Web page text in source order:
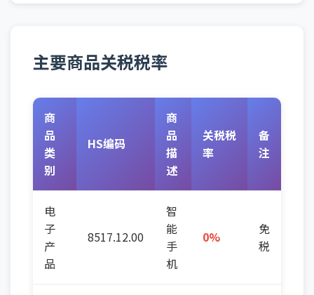
主要商品关税税率
商
品
类
别
HS编码
商
品
描
述
关税税
率
备
注
电
子
产
品
8517.12.00
智
能
手
机
0%
免
税